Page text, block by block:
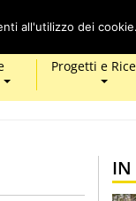
Progetti e
IN
all'utilizzo dei cookie.